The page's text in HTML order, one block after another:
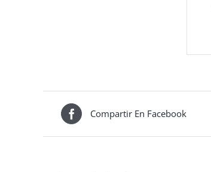
Compartir En Facebook